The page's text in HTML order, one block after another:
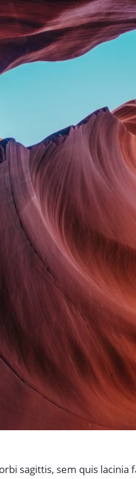
sagittis, sem quis